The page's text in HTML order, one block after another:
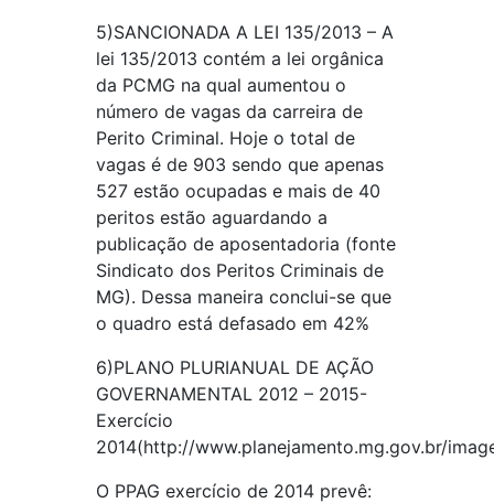
5)SANCIONADA A LEI 135/2013 – A
lei 135/2013 contém a lei orgânica
da PCMG na qual aumentou o
número de vagas da carreira de
Perito Criminal. Hoje o total de
vagas é de 903 sendo que apenas
527 estão ocupadas e mais de 40
peritos estão aguardando a
publicação de aposentadoria (fonte
Sindicato dos Peritos Criminais de
MG). Dessa maneira conclui-se que
o quadro está defasado em 42%
6)PLANO PLURIANUAL DE AÇÃO
GOVERNAMENTAL 2012 – 2015-
Exercício
2014(http://www.planejamento.mg.gov.br/
O PPAG exercício de 2014 prevê: